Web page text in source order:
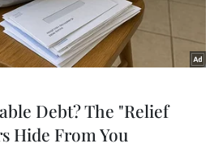
Debt? The "Relief
Hide From You